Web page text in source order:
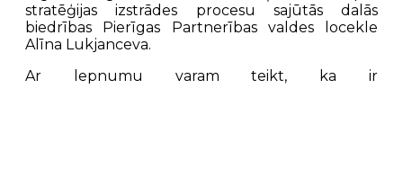
stratēģijas izstrādes procesu sajūtās dalās
biedrības Pierīgas Partnerības valdes locekle
Alīna Lukjanceva.
Ar lepnumu varam teikt, ka ir